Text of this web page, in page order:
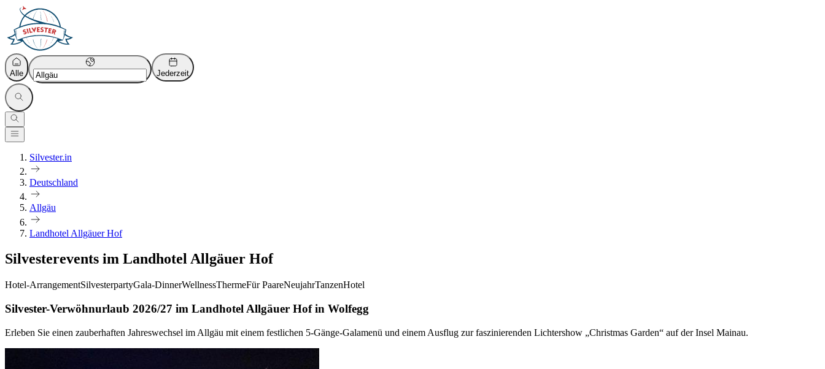
Alle Jederzeit
Silvester.in
Deutschland
Allgäu
Landhotel Allgäuer Hof
Silvesterevents im Landhotel Allgäuer Hof
Hotel-ArrangementSilvesterpartyGala-DinnerWellnessThermeFür PaareNeujahrTanzenHotel
Silvester-Verwöhnurlaub 2026/27 im Landhotel Allgäuer Hof in Wolfegg
Erleben Sie einen zauberhaften Jahreswechsel im Allgäu mit einem festlichen 5-Gänge-Galamenü und einem Ausflug zur faszinierenden Lichtershow „Christmas Garden“ auf der Insel Mainau.